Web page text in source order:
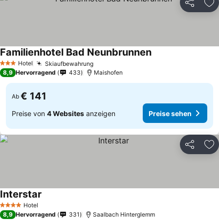
Teilen
3 SterneHotel Skiaufbewahrung
Familienhotel Bad Neunbrunnen
8,9 Hervorragend 433 Maishofen
Ab € 141
Preise von 4 Websites anzeigen Preise sehen
Teilen
4 Sterne Hotel
Interstar
8,9 Hervorragend 331 Saalbach Hinterglemm